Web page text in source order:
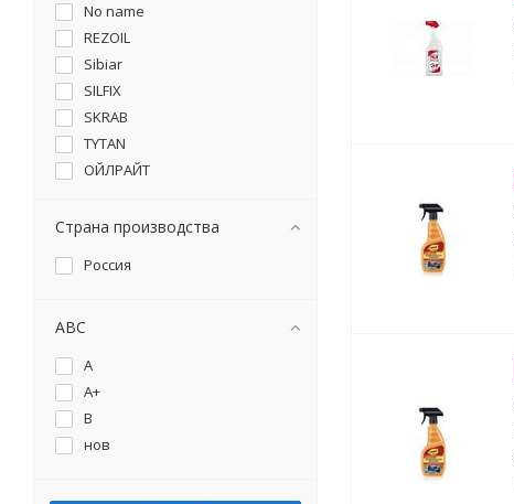
No name
REZOIL
Sibiar
SILFIX
SKRAB
TYTAN
ОЙЛРАЙТ
Страна производства
Россия
ABC
A
A+
B
нов